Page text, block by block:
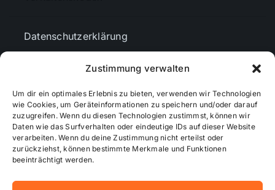
Zustimmung verwalten
Um dir ein optimales Erlebnis zu bieten, verwenden wir Technologien
wie Cookies, um Geräteinformationen zu speichern und/oder darauf
zuzugreifen. Wenn du diesen Technologien zustimmst, können wir
Daten wie das Surfverhalten oder eindeutige IDs auf dieser Website
verarbeiten. Wenn du deine Zustimmung nicht erteilst oder
zurückziehst, können bestimmte Merkmale und Funktionen
beeinträchtigt werden.
Datenschutzerklärung
Cookie-Richtlinie (EU)
Mediendaten